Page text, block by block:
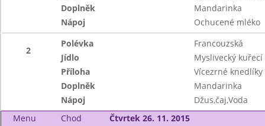
Doplněk
Mandarinka
Nápoj
Ochucené mléko
2
Polévka
Francouzská
Jídlo
Myslivecký
Příloha
Vícezrné knedlíky
Doplněk
Mandarinka
Nápoj
Džus,čaj,Voda
Menu
Chod
Čtvrtek 26. 11. 2015